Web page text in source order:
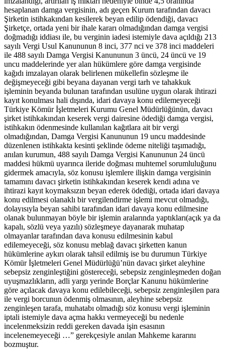
hesaplanan damga vergisinin, adı geçen Kurum tarafından davacı
Şirketin istihkakından kesilerek beyan edilip ödendiği, davacı
Şirketçe, ortada yeni bir ihale kararı olmadığından damga vergisi
doğmadığı iddiası ile, bu verginin iadesi istemiyle dava açıldığı 213
sayılı Vergi Usul Kanununun 8 inci, 377 nci ve 378 inci maddeleri
ile 488 sayılı Damga Vergisi Kanununun 3 üncü, 24 üncü ve 19
uncu maddelerinde yer alan hükümlere göre damga vergisinde
kağıdı imzalayan olarak belirlenen mükellefin sözleşme ile
değişmeyeceği gibi beyana dayanan vergi tarh ve tahakkuk
işleminin beyanda bulunan tarafından usulüne uygun olarak ihtirazi
kayıt konulması hali dışında, idari davaya konu edilemeyeceği
Türkiye Kömür İşletmeleri Kurumu Genel Müdürlüğünün, davacı
şirket istihkakından keserek vergi dairesine ödediği damga vergisi,
istihkakın ödenmesinde kullanılan kağıtlara ait bir vergi
olmadığından, Damga Vergisi Kanununun 19 uncu maddesinde
düzenlenen istihkakta kesinti şeklinde ödeme niteliği taşımadığı,
anılan kurumun, 488 sayılı Damga Vergisi Kanununun 24 üncü
maddesi hükmü uyarınca ileride doğması muhtemel sorumluluğunu
gidermek amacıyla, söz konusu işlemlere ilişkin damga vergisinin
tamamını davacı şirketin istihkakından keserek kendi adına ve
ihtirazi kayıt koymaksızın beyan ederek ödediği, ortada idari davaya
konu edilmesi olanaklı bir vergilendirme işlemi mevcut olmadığı,
dolayısıyla beyan sahibi tarafından idari davaya konu edilmesine
olanak bulunmayan böyle bir işlemin aralarında yaptıkları(açık ya da
kapalı, sözlü veya yazılı) sözleşmeye dayanarak muhatap
olmayanlar tarafından dava konusu edilmesinin kabul
edilemeyeceği, söz konusu meblağ davacı şirketten kanun
hükümlerine aykırı olarak tahsil edilmiş ise bu durumun Türkiye
Kömür İşletmeleri Genel Müdürlüğü’nün davacı şirket aleyhine
sebepsiz zenginleştiğini göstereceği, sebepsiz zenginleşmeden doğan
uyuşmazlıkların, adli yargı yerinde Borçlar Kanunu hükümlerine
göre açılacak davaya konu edilebileceği, sebepsiz zenginleşilen para
ile vergi borcunun ödenmiş olmasının, aleyhine sebepsiz
zenginleşen tarafa, muhatabı olmadığı söz konusu vergi işleminin
iptali istemiyle dava açma hakkı vermeyeceği bu nedenle
incelenmeksizin reddi gereken davada işin esasının
incelenemeyeceği …” gerekçesiyle anılan Mahkeme kararını
bozmuştur.